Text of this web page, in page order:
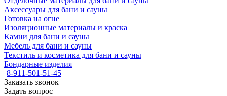
Аксессуары для бани и сауны
Готовка на огне
Изоляционные материалы и краска
Камни для бани и сауны
Мебель для бани и сауны
Текстиль и косметика для бани и сауны
Бондарные изделия
8-911-501-51-45
Заказать звонок
Задать вопрос